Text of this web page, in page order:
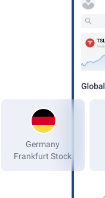
Germany
Frankfurt Stock